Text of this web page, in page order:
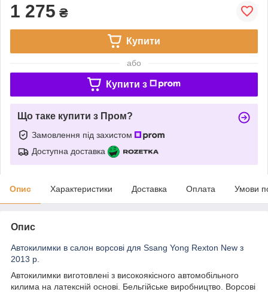
1 275 ₴
Купити
або
Купити з
Що таке купити з Пром?
Замовлення під захистом
Доступна доставка
Опис Характеристики Доставка Оплата Умови
Опис
Автокилимки в салон ворсові для Ssang Yong Rexton New з
2013 р.
Автокилимки виготовлені з високоякісного автомобільного
килима на латексній основі. Бельгійське виробництво. Ворсові